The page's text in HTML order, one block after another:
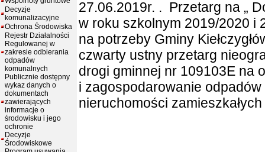
Decyzje
komunalizacyjne
Ochrona Środowiska
Rejestr Działalności
Regulowanej w
zakresie odbierania
odpadów
komunalnych
Publicznie dostępny
wykaz danych o
dokumentach
zawierających
informacje o
środowisku i jego
ochronie
Decyzje
Środowiskowe
27.06.2019r. . Przetarg na „
w roku szkolnym 2019/2020 i
na potrzeby Gminy
czwarty ustny przetarg
drogi gminnej nr 109103E na
i zagospodarowanie
nieruchomości